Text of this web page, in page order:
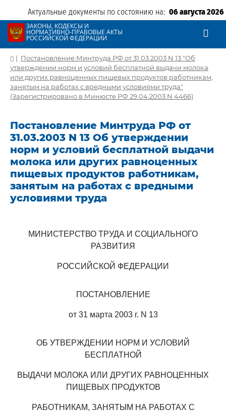
Актуальные документы по состоянию на: 06 августа 2026
ЗАКОНЫ, КОДЕКСЫ И
НОРМАТИВНО-ПРАВОВЫЕ АКТЫ
РОССИЙСКОЙ ФЕДЕРАЦИИ
| Постановление Минтруда РФ от 31.03.2003 N 13 "Об
утверждении норм и условий бесплатной выдачи молока
или других равноценных пищевых продуктов работникам,
занятым на работах с вредными условиями труда"
(Зарегистрировано в Минюсте РФ 29.04.2003 N 4466)
Постановление Минтруда РФ от
31.03.2003 N 13 Об утверждении
норм и условий бесплатной выдачи
молока или других равноценных
пищевых продуктов работникам,
занятым на работах с вредными
условиями труда
МИНИСТЕРСТВО ТРУДА И СОЦИАЛЬНОГО
РАЗВИТИЯ
РОССИЙСКОЙ ФЕДЕРАЦИИ
ПОСТАНОВЛЕНИЕ
от 31 марта 2003 г. N 13
ОБ УТВЕРЖДЕНИИ НОРМ И УСЛОВИЙ
БЕСПЛАТНОЙ
ВЫДАЧИ МОЛОКА ИЛИ ДРУГИХ РАВНОЦЕННЫХ
ПИЩЕВЫХ ПРОДУКТОВ
РАБОТНИКАМ, ЗАНЯТЫМ НА РАБОТАХ С